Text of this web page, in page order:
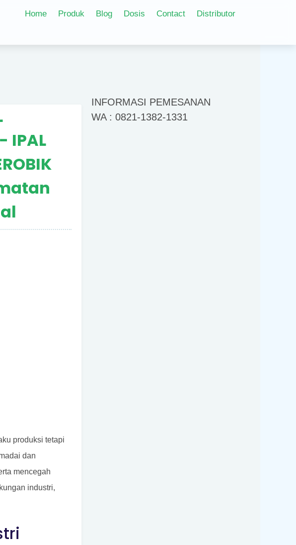
Home Produk Blog Dosis Contact Distributor
IPAL
produksi tetapi
dan
mencegah
industri,
INFORMASI PEMESANAN
WA : 0821-1382-1331